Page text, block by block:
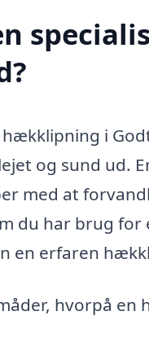
i
og sund ud.
med at
du har brug
en erfaren
hvorpå